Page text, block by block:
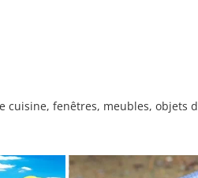
fenêtres, meubles,